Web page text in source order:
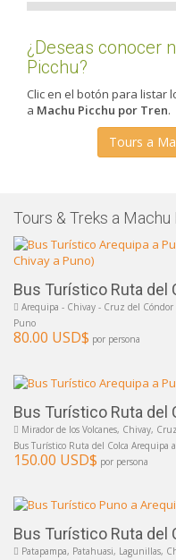
¿Deseas conocer
Picchu?
Clic en el botón para
a Machu Picchu por Tren.
Tours a
Tours & Treks a Machu
Bus Turístico Ruta del
Arequipa - Chivay - Cruz del Cóndor
Puno
80.00 USD$ por persona
Bus Turístico Ruta del
Mirador de los Volcanes, Chivay,
Bus Turístico Ruta del Colca Arequipa
150.00 USD$ por persona
Bus Turístico Ruta del
Patapampa, Patahuasi, Lagunillas,